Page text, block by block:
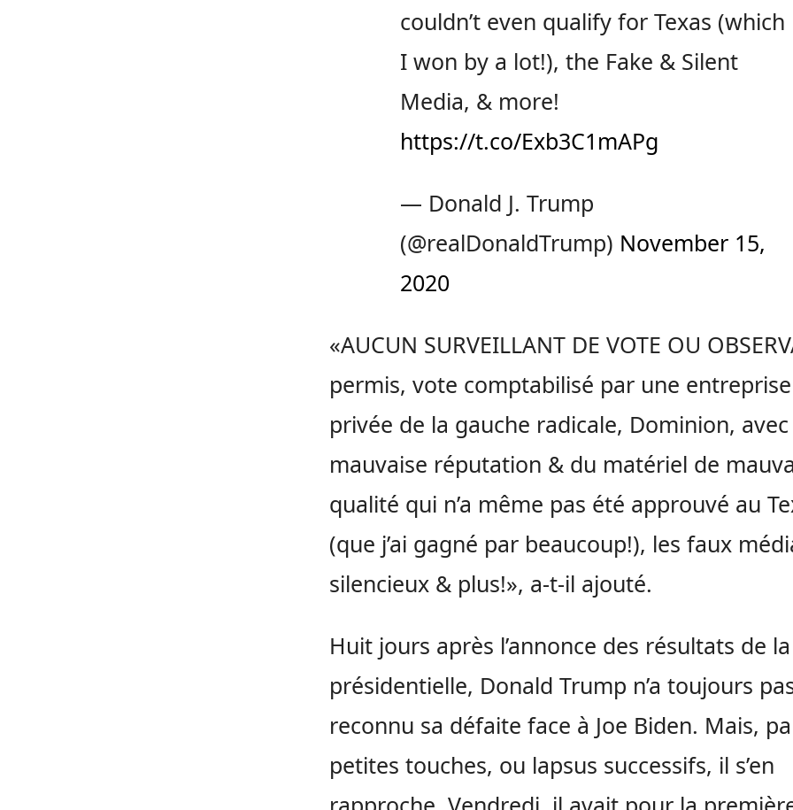
couldn’t even qualify for Texas (which
I won by a lot!), the Fake & Silent
Media, & more!
https://t.co/Exb3C1mAPg
— Donald J. Trump
(@realDonaldTrump) November 15,
2020
«AUCUN SURVEILLANT DE VOTE OU
permis, vote comptabilisé par une entreprise
privée de la gauche radicale, Dominion,
mauvaise réputation & du matériel de
qualité qui n’a même pas été approuvé au
(que j’ai gagné par beaucoup!), les faux
silencieux & plus!», a-t-il ajouté.
Huit jours après l’annonce des résultats de la
présidentielle, Donald Trump n’a toujours
reconnu sa défaite face à Joe Biden. Mais,
petites touches, ou lapsus successifs, il s’en